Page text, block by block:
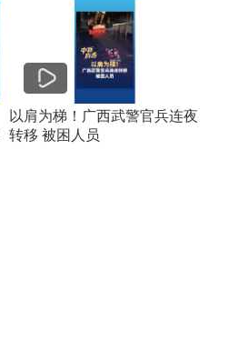
以肩为梯！广西武警官兵连夜
转移 被困人员